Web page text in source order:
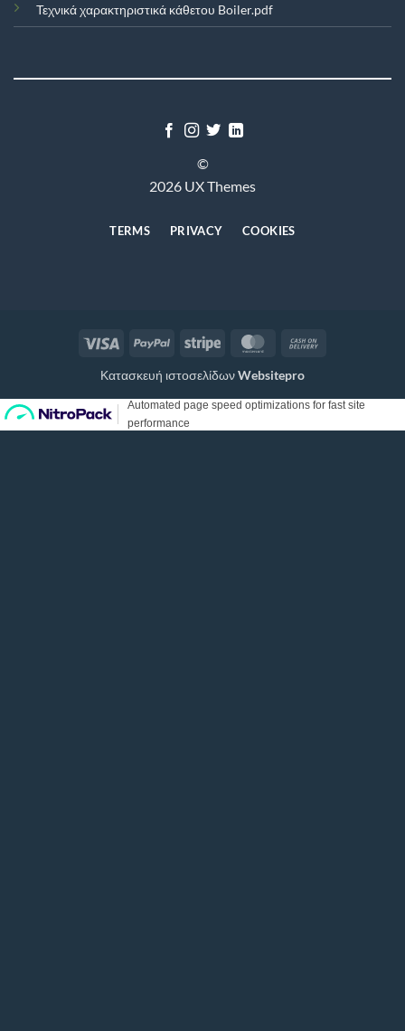
Τεχνικά χαρακτηριστικά κάθετου Boiler.pdf
©
2026 UX Themes
TERMS PRIVACY COOKIES
Visa PayPal Stripe MasterCard
Κατασκευή ιστοσελίδωνWebsitepro